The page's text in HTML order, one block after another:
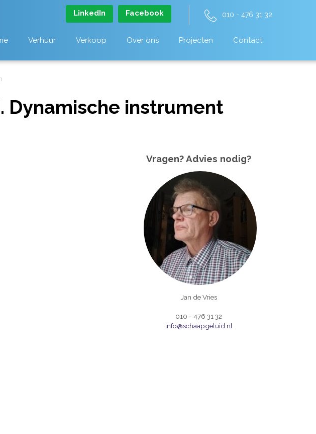
LinkedIn Facebook 010 - 476 31 32
Verhuur Verkoop Over ons Projecten Contact
Dynamische instrument
Vragen? Advies nodig?
Jan de Vries
010 - 476 31 32
info@schaapgeluid.nl